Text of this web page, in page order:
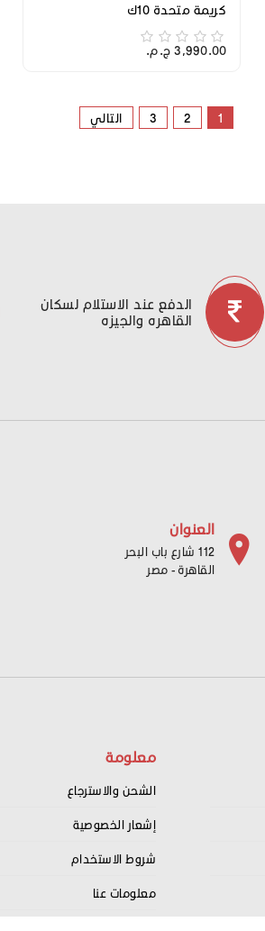
كريمة متحدة 10ك
3,990.00 ج.م.‏
1
2
3 التالي
الدفع عند الاستلام لسكان
القاهره والجيزه
العنوان
112 شارع باب البحر
القاهرة - مصر
معلومة
الشحن والاسترجاع
إشعار الخصوصية
شروط الاستخدام
معلومات عنا